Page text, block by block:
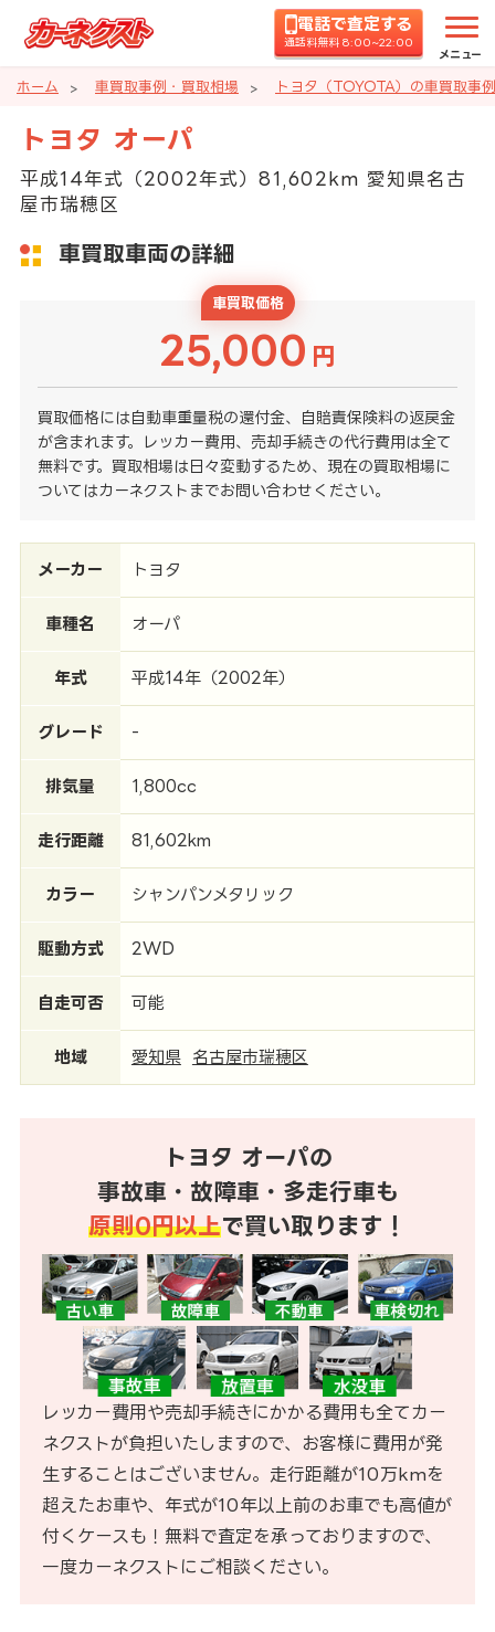
電話で査定する
通話料無料 8:00~22:00
メニュー
ホーム 車買取事例・買取相場 トヨタ（TOYOTA）の車買取事
トヨタ オーパ
平成14年式（2002年式）81,602km 愛知県名古
屋市瑞穂区
車買取車両の詳細
車買取価格
25,000 円
買取価格には自動車重量税の還付金、自賠責保険料の返戻金
が含まれます。レッカー費用、売却手続きの代行費用は全て
無料です。買取相場は日々変動するため、現在の買取相場に
ついてはカーネクストまでお問い合わせください。
メーカー トヨタ
車種名 オーパ
年式 平成14年（2002年）
グレード -
排気量 1,800cc
走行距離 81,602km
カラー シャンパンメタリック
駆動方式 2WD
自走可否 可能
地域 愛知県 名古屋市瑞穂区
トヨタ オーパの
事故車・故障車・多走行車も
原則0円以上で買い取ります！
レッカー費用や売却手続きにかかる費用も全てカー
ネクストが負担いたしますので、お客様に費用が発
生することはございません。走行距離が10万kmを
超えたお車や、年式が10年以上前のお車でも高値が
付くケースも！無料で査定を承っておりますので、
一度カーネクストにご相談ください。